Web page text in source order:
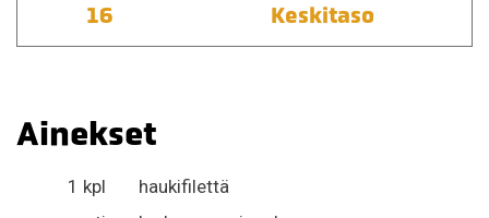
16 Keskitaso
Ainekset
1 kpl
haukifilettä